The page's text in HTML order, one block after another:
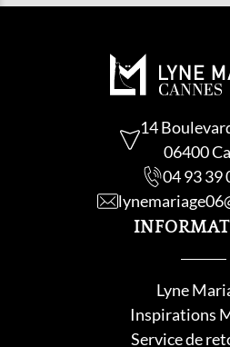
14
06400
04 93 39
Lyne
Inspirations
Service de